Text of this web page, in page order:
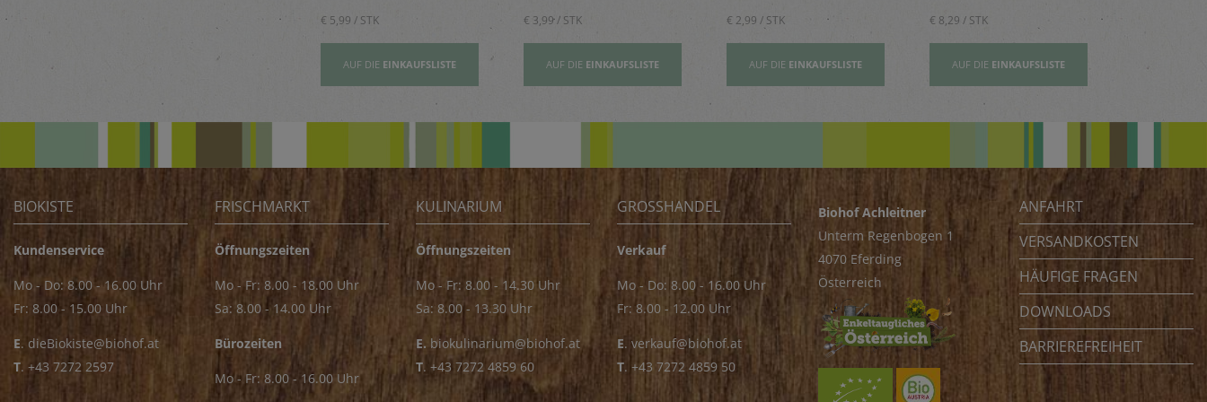
€ 5,99 / STK
AUF DIE EINKAUFSLISTE
€ 3,99 / STK
AUF DIE EINKAUFSLISTE
€ 2,99 / STK
AUF DIE EINKAUFSLISTE
€ 8,29 / STK
AUF DIE EINKAUFSLISTE
BIOKISTE
Kundenservice
Mo - Do: 8.00 - 16.00 Uhr
Fr: 8.00 - 15.00 Uhr
E. dieBiokiste@biohof.at
T. +43 7272 2597
FRISCHMARKT
Öffnungszeiten
Mo - Fr: 8.00 - 18.00 Uhr
Sa: 8.00 - 14.00 Uhr
Bürozeiten
Mo - Fr: 8.00 - 16.00 Uhr
KULINARIUM
Öffnungszeiten
Mo - Fr: 8.00 - 14.30 Uhr
Sa: 8.00 - 13.30 Uhr
E. biokulinarium@biohof.at
T. +43 7272 4859 60
GROSSHANDEL
Verkauf
Mo - Do: 8.00 - 16.00 Uhr
Fr: 8.00 - 12.00 Uhr
E. verkauf@biohof.at
T. +43 7272 4859 50
Biohof Achleitner
Unterm Regenbogen 1
4070 Eferding
Österreich
ANFAHRT
VERSANDKOSTEN
HÄUFIGE FRAGEN
DOWNLOADS
BARRIEREFREIHEIT